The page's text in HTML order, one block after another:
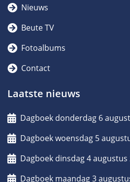
Nieuws
Beute TV
Fotoalbums
Contact
Laatste nieuws
Dagboek donderdag 6
Dagboek woensdag 5
Dagboek dinsdag 4 augustus
Dagboek maandag 3